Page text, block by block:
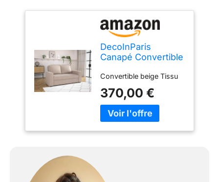
DecoInParis
Canapé Convertible
Beige James
Convertible beige Tissu
370,00 €